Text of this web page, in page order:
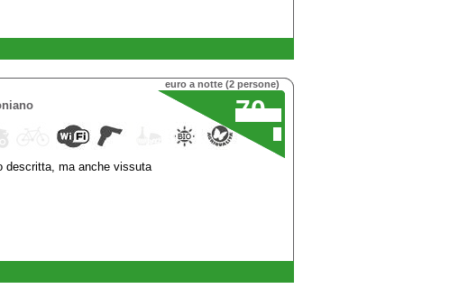
70
euro a notte (2 persone)
descritta, ma anche vissuta